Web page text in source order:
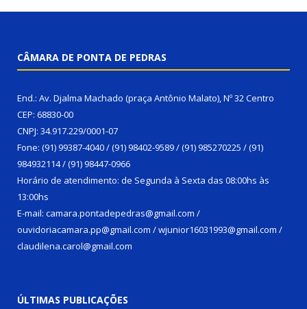
CÂMARA DE PONTA DE PEDRAS
End.: Av. Djalma Machado (praça Antônio Malato), Nº 32 Centro
CEP: 68830-00
CNPJ: 34.917.229/0001-07
Fone: (91) 99387-4040 / (91) 98402-9589 / (91) 985270225 / (91)
984932114 / (91) 98447-0966
Horário de atendimento: de Segunda à Sexta das 08:00hs às
13:00hs
E-mail: camara.pontadepedras@gmail.com /
ouvidoriacamara.pp@gmail.com / wjunior16031993@gmail.com /
claudilena.carol@gmail.com
ÚLTIMAS PUBLICAÇÕES